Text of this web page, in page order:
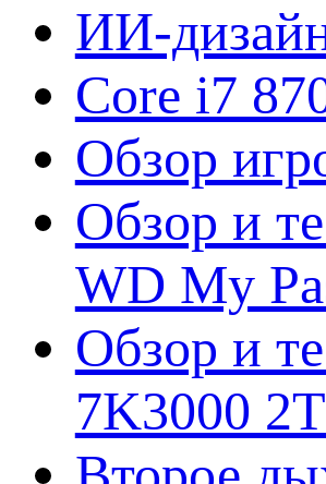
ИИ-
Core i7
Обзор
Обзор и
WD My
Обзор и
7K3000